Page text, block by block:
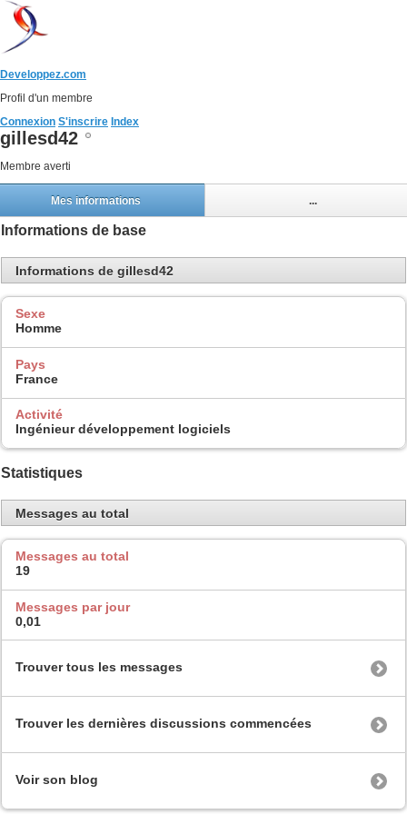
Developpez.com
Profil d'un membre
Connexion S'inscrire Index
gillesd42
Membre averti
Mes informations ...
Informations de base
Informations de gillesd42
Sexe
Homme
Pays
France
Activité
Ingénieur développement logiciels
Statistiques
Messages au total
Messages au total
19
Messages par jour
0,01
Trouver tous les messages
Trouver les dernières discussions commencées
Voir son blog